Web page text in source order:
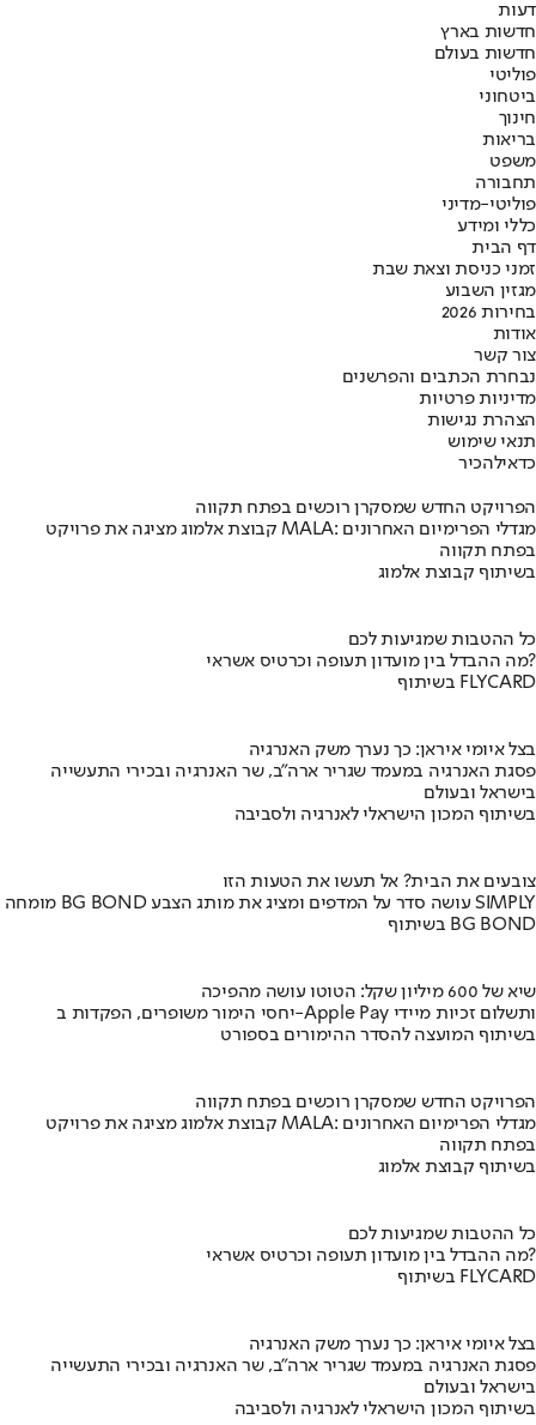
דעות
חדשות בארץ
חדשות בעולם
פוליטי
ביטחוני
חינוך
בריאות
משפט
תחבורה
פוליטי-מדיני
כללי ומידע
דף הבית
זמני כניסת וצאת שבת
מגזין השבוע
בחירות 2026
אודות
צור קשר
נבחרת הכתבים והפרשנים
מדיניות פרטיות
הצהרת נגישות
תנאי שימוש
כדאילהכיר
הפרויקט החדש שמסקרן רוכשים בפתח תקווה
קבוצת אלמוג מציגה את פרויקט MALA: מגדלי הפרימיום האחרונים
בפתח תקווה
בשיתוף קבוצת אלמוג
כל ההטבות שמגיעות לכם
מה ההבדל בין מועדון תעופה וכרטיס אשראי?
בשיתוף FLYCARD
בצל איומי איראן: כך נערך משק האנרגיה
פסגת האנרגיה במעמד שגריר ארה"ב, שר האנרגיה ובכירי התעשייה
בישראל ובעולם
בשיתוף המכון הישראלי לאנרגיה ולסביבה
צובעים את הבית? אל תעשו את הטעות הזו
מומחה BG BOND עושה סדר על המדפים ומציג את מותג הצבע SIMPLY
בשיתוף BG BOND
שיא של 600 מיליון שקל: הטוטו עושה מהפיכה
יחסי הימור משופרים, הפקדות ב-Apple Pay ותשלום זכיות מיידי
בשיתוף המועצה להסדר ההימורים בספורט
הפרויקט החדש שמסקרן רוכשים בפתח תקווה
קבוצת אלמוג מציגה את פרויקט MALA: מגדלי הפרימיום האחרונים
בפתח תקווה
בשיתוף קבוצת אלמוג
כל ההטבות שמגיעות לכם
מה ההבדל בין מועדון תעופה וכרטיס אשראי?
בשיתוף FLYCARD
בצל איומי איראן: כך נערך משק האנרגיה
פסגת האנרגיה במעמד שגריר ארה"ב, שר האנרגיה ובכירי התעשייה
בישראל ובעולם
בשיתוף המכון הישראלי לאנרגיה ולסביבה